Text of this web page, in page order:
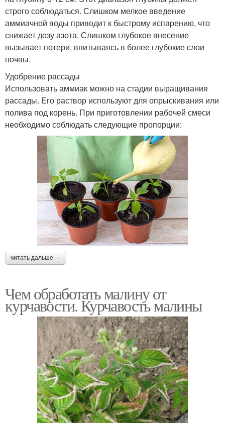
строго соблюдаться. Слишком мелкое введение
аммиачной воды приводит к быстрому испарению, что
снижает дозу азота. Слишком глубокое внесение
вызывает потери, впитываясь в более глубокие слои
почвы.
Удобрение рассады
Использовать аммиак можно на стадии выращивания
рассады. Его раствор используют для опрыскивания или
полива под корень. При приготовлении рабочей смеси
необходимо соблюдать следующие пропорции:
читать дальше →
Чем обработать малину от
курчавости. Курчавость малины